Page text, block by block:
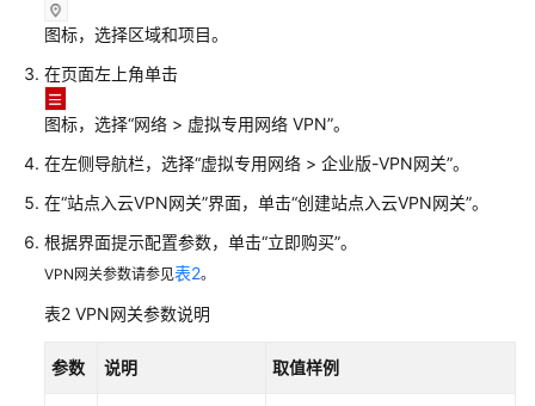
VPN
网
规
修
VPN
网
策
略
模
图标，选择区域和项目。
在页面左上角单击
图标，选择“网络 > 虚拟专用网络 VPN”。
在左侧导航栏，选择“虚拟专用网络 > 企业版-VPN网关”。
在“站点入云VPN网关”界面，单击“创建站点入云VPN网关”。
根据界面提示配置参数，单击“立即购买”。
VPN网关参数请参见表2。
表2 VPN网关参数说明
参数 说明 取值样例